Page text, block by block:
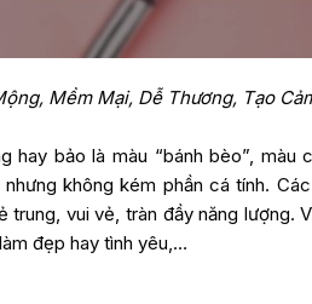
Mềm Mại, Dễ Thương, Tạo
hay bảo là màu “bánh bèo”,
không kém phần cá tính.
vui vẻ, tràn đầy năng lượng.
đẹp hay tình yêu,…